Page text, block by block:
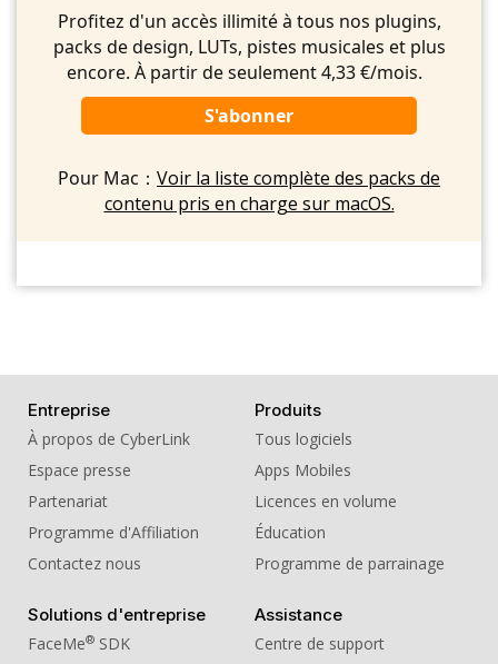
Profitez d'un accès illimité à tous nos plugins,
packs de design, LUTs, pistes musicales et plus
encore. À partir de seulement 4,33 €/mois.
S'abonner
Pour Mac： Voir la liste complète des packs de
contenu pris en charge sur macOS.
Entreprise
À propos de CyberLink
Espace presse
Partenariat
Programme d'Affiliation
Contactez nous
Produits
Tous logiciels
Apps Mobiles
Licences en volume
Éducation
Programme de parrainage
Solutions d'entreprise
FaceMe® SDK
Assistance
Centre de support